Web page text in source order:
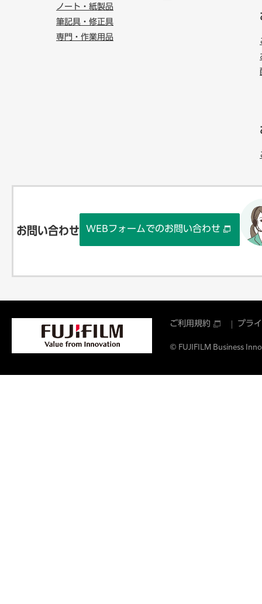
ノート・紙製品
筆記具・修正具
専門・作業用品
お問い合わせ WEBフォームでのお問い合わせ
ご利用規約 プラ
© FUJIFILM Business